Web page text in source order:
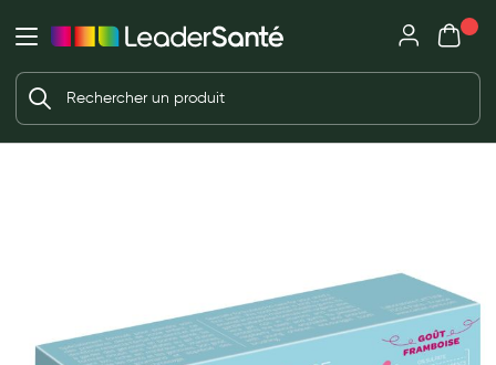
Ma Pharmacie LeaderSanté
Ouvrir l'application
Ouvrir
Créer un compte
Mon
Votre panier est vide
Beauté et soin
Soins mains et ongles